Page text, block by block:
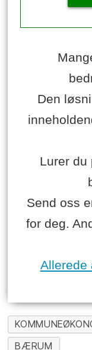
Den
Lurer du
Send oss
for deg.
Allerede
BÆRUM